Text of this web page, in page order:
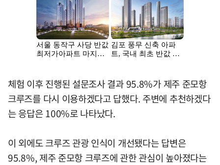
체험 이후 진행된 설문조사 결과 95.8%가 제주 준모항
크루즈를 다시 이용하겠다고 답했다. 주변에 추천하겠다
는 응답은 100%로 나타났다.
이 외에도 크루즈 관광 인식이 개선됐다는 답변은
95.8%, 제주 준모항 크루즈에 관한 관심이 높아졌다는